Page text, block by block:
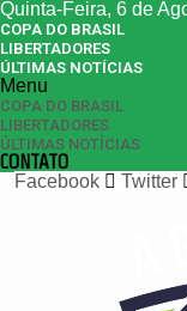
Quinta-Feira, 6 de
COPA DO BRASIL
LIBERTADORES
ÚLTIMAS NOTÍCIAS
Menu
COPA DO BRASIL
LIBERTADORES
ÚLTIMAS NOTÍCIAS
CONTATO
Facebook
Twitter